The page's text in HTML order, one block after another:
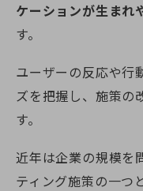
ケーションが生まれ
す。
ユーザーの反応や行
ズを把握し、施策の
す。
近年は企業の規模を
ティング施策の一つ